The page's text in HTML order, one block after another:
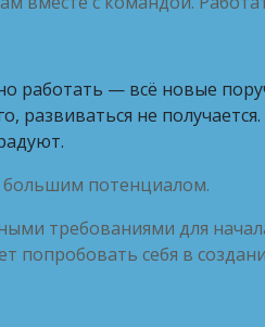
работать — всё новые
не получается.
большим потенциалом.
требованиями для
попробовать себя в